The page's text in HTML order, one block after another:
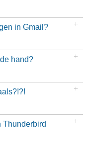
in Gmail?
hand?
Thunderbird